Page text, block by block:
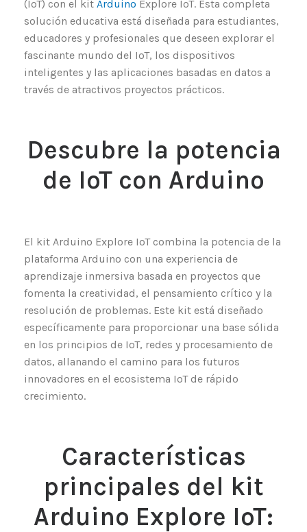
(IoT) con el kit Arduino Explore IoT. Esta completa
solución educativa está diseñada para estudiantes,
educadores y profesionales que deseen explorar el
fascinante mundo del IoT, los dispositivos
inteligentes y las aplicaciones basadas en datos a
través de atractivos proyectos prácticos.
Descubre la potencia
de IoT con Arduino
El kit Arduino Explore IoT combina la potencia de la
plataforma Arduino con una experiencia de
aprendizaje inmersiva basada en proyectos que
fomenta la creatividad, el pensamiento crítico y la
resolución de problemas. Este kit está diseñado
específicamente para proporcionar una base sólida
en los principios de IoT, redes y procesamiento de
datos, allanando el camino para los futuros
innovadores en el ecosistema IoT de rápido
crecimiento.
Características
principales del kit
Arduino Explore IoT: